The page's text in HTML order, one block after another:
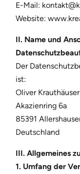
E-Mail:
Website:
II. Name und
Der
ist:
Oliver Krauthäuser
Akazienring 6a
85391
Deutschland
III. Allgemeines
1. Umfang der